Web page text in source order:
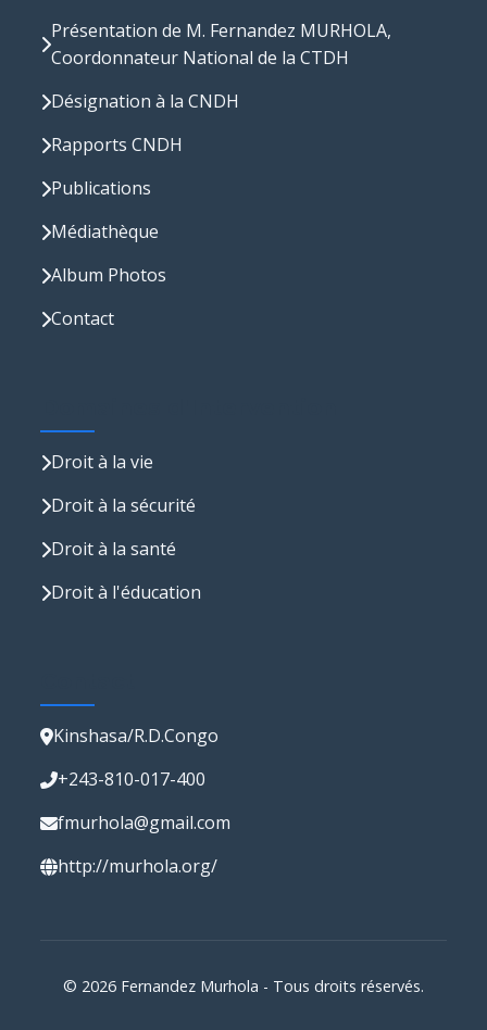
Présentation de M. Fernandez MURHOLA,
Coordonnateur National de la CTDH
Désignation à la CNDH
Rapports CNDH
Publications
Médiathèque
Album Photos
Contact
Droit à la vie
Droit à la sécurité
Droit à la santé
Droit à l'éducation
Kinshasa/R.D.Congo
+243-810-017-400
fmurhola@gmail.com
http://murhola.org/
© 2026 Fernandez Murhola - Tous droits réservés.